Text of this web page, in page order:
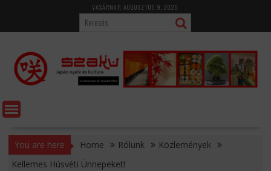
content
VASÁRNAP, AUGUSZTUS 9, 2026
You are here Home Rólunk
Közlemények
Kellemes Húsvéti Ünnepeket!